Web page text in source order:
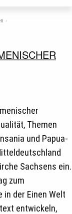
Themen
und Papua-
Sachsens ein.
zum
der Einen Welt
entwickeln,